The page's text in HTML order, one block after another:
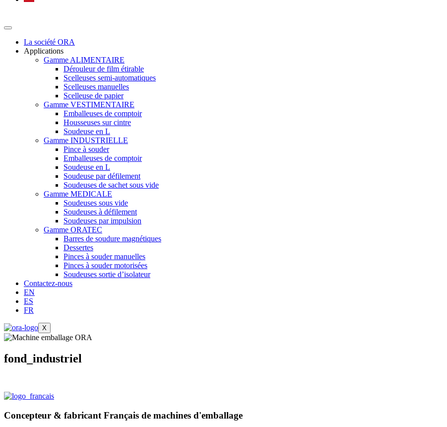
La société ORA
Applications
Gamme ALIMENTAIRE
Dérouleur de film étirable
Scelleuses semi-automatiques
Scelleuses manuelles
Scelleuse de papier
Gamme VESTIMENTAIRE
Emballeuses de comptoir
Housseuses sur cintre
Soudeuse en L
Gamme INDUSTRIELLE
Pince à souder
Emballeuses de comptoir
Soudeuse en L
Soudeuse par défilement
Soudeuses de sachet sous vide
Gamme MEDICALE
Soudeuses sous vide
Soudeuses à défilement
Soudeuses par impulsion
Gamme ORATEC
Barres de soudure magnétiques
Dessertes
Pinces à souder manuelles
Pinces à souder motorisées
Soudeuses sortie d’isolateur
Contactez-nous
EN
ES
FR
X
fond_industriel
Concepteur & fabricant Français de machines d'emballage